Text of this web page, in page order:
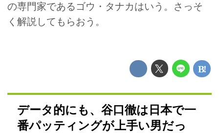
の専門家であるゴウ・タナカはいう。さっそ
く解説してもらおう。
データ的にも、谷口徹は日本で一
番パッティングが上手い男だっ